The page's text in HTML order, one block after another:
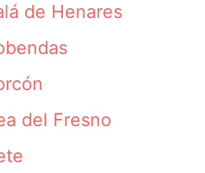
de Henares
del Fresno